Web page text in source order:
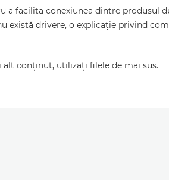
a facilita conexiunea dintre produsul
există drivere, o explicaţie privind
alt conţinut, utilizaţi filele de mai sus.